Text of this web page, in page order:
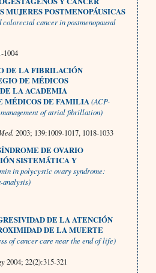
MUJERES POSTMENOPÁUSICAS
colorectal cancer in postmenopausal
1004
DE LA FIBRILACIÓN
DE MÉDICOS
LA ACADEMIA
MÉDICOS DE FAMILIA(ACP-
of atrial fibrillation)
2003; 139:1009-1017, 1018-1033
DE OVARIO
SISTEMÁTICA Y
in polycystic ovary syndrome:
analysis)
DE LA ATENCIÓN
DE LA MUERTE
of cancer care near the end of life)
2004; 22(2):315-321